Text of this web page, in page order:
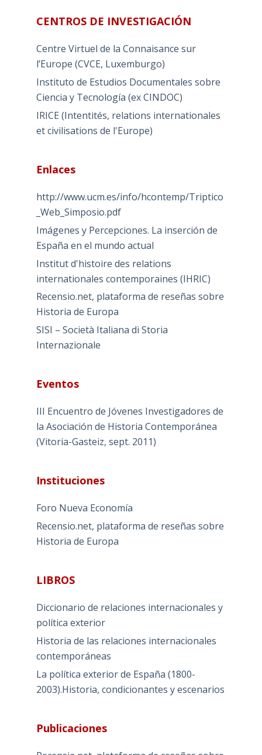
CENTROS DE INVESTIGACIÓN
Centre Virtuel de la Connaisance sur
l’Europe (CVCE, Luxemburgo)
Instituto de Estudios Documentales sobre
Ciencia y Tecnología (ex CINDOC)
IRICE (Intentités, relations internationales
et civilisations de l'Europe)
Enlaces
http://www.ucm.es/info/hcontemp/Triptico
_Web_Simposio.pdf
Imágenes y Percepciones. La inserción de
España en el mundo actual
Institut d'histoire des relations
internationales contemporaines (IHRIC)
Recensio.net, plataforma de reseñas sobre
Historia de Europa
SISI – Società Italiana di Storia
Internazionale
Eventos
III Encuentro de Jóvenes Investigadores de
la Asociación de Historia Contemporánea
(Vitoria-Gasteiz, sept. 2011)
Instituciones
Foro Nueva Economía
Recensio.net, plataforma de reseñas sobre
Historia de Europa
LIBROS
Diccionario de relaciones internacionales y
política exterior
Historia de las relaciones internacionales
contemporáneas
La política exterior de España (1800-
2003).Historia, condicionantes y escenarios
Publicaciones